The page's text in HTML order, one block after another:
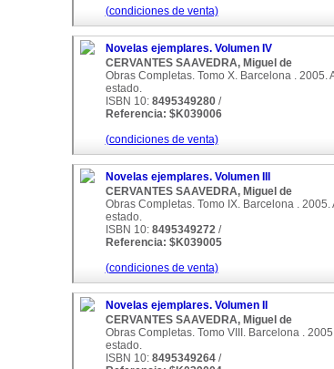
(condiciones de venta)
Novelas ejemplares. Volumen IV
CERVANTES SAAVEDRA, Miguel de
Obras Completas. Tomo X. Barcelona .
estado.
ISBN 10: 8495349280/
Referencia: $K039006
(condiciones de venta)
Novelas ejemplares. Volumen III
CERVANTES SAAVEDRA, Miguel de
Obras Completas. Tomo IX. Barcelona .
estado.
ISBN 10: 8495349272/
Referencia: $K039005
(condiciones de venta)
Novelas ejemplares. Volumen II
CERVANTES SAAVEDRA, Miguel de
Obras Completas. Tomo VIII. Barcelona .
estado.
ISBN 10: 8495349264/